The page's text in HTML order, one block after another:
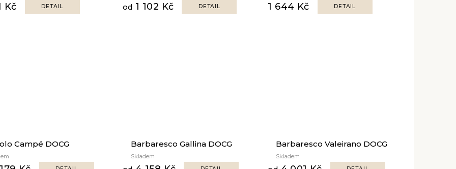
Kč DETAIL od 1 102 Kč DETAIL 1 644 Kč DETAIL
Campé DOCG Barbaresco Gallina DOCG
Skladem
Barbaresco Valeirano DOCG
Skladem